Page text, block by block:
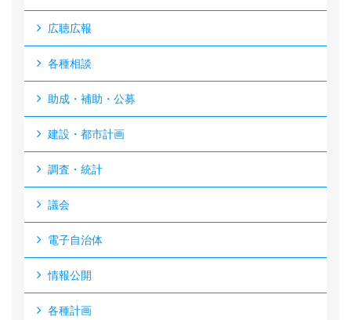
広聴広報
各種相談
助成・補助・公募
建設・都市計画
調査・統計
議会
電子自治体
情報公開
各種計画